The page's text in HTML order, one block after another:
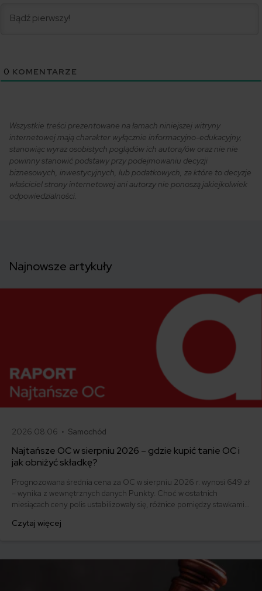
0 KOMENTARZE
Wszystkie treści prezentowane na łamach niniejszej witryny
internetowej mają charakter wyłącznie informacyjno-edukacyjny,
stanowiąc wyraz osobistych poglądów ich autora/ów oraz nie nie
powinny stanowić podstawy przy podejmowaniu decyzji
biznesowych, inwestycyjnych, lub podatkowych, za które to decyzje
właściciel strony internetowej ani autorzy nie ponoszą jakiejkolwiek
odpowiedzialności.
Najnowsze artykuły
2026.08.06 • Samochód
Najtańsze OC w sierpniu 2026 – gdzie kupić tanie OC i
jak obniżyć składkę?
Prognozowana średnia cena za OC w sierpniu 2026 r. wynosi 649 zł
– wynika z wewnętrznych danych Punkty. Choć w ostatnich
miesiącach ceny polis ustabilizowały się, różnice pomiędzy stawkami
500 zł, inni – powyżej 1500 zł. Gdzie znaleźć najtańsze OC w Polsce
Czytaj więcej